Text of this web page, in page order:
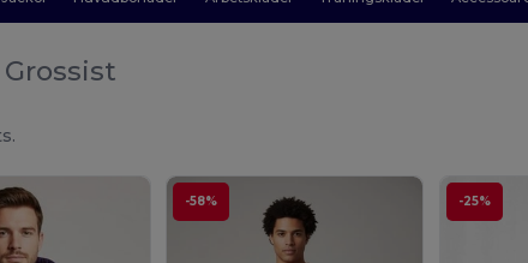
Grossist
-58% -25%